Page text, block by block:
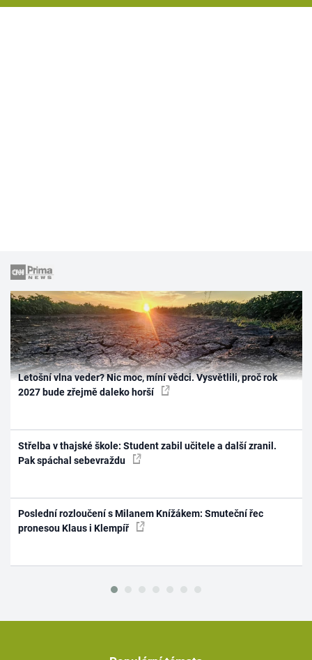
Letošní vlna veder? Nic moc, míní vědci. Vysvětlili, proč rok
2027 bude zřejmě daleko horší
Střelba v thajské škole: Student zabil učitele a další zranil.
Pak spáchal sebevraždu
Poslední rozloučení s Milanem Knížákem: Smuteční řec
pronesou Klaus i Klempíř